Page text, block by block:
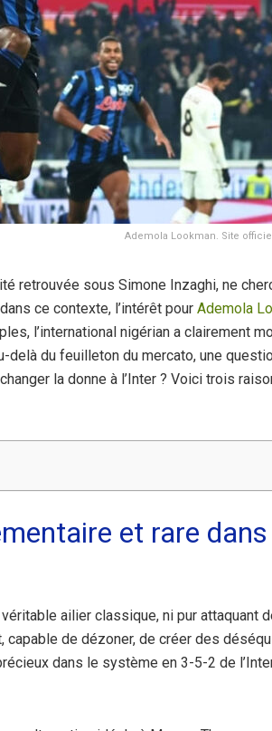
Ademola Lookman. Site
retrouvée sous Simone Inzaghi, ne
ce contexte, l’intérêt pour Ademola
l’international nigérian a clairement
du feuilleton du mercato, une
la donne à l’Inter ? Voici trois
et rare dans
ailier classique, ni pur attaquant
capable de dézoner, de créer des
dans le système en 3-5-2 de